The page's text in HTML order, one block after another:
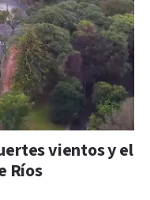
vientos y el
Ríos